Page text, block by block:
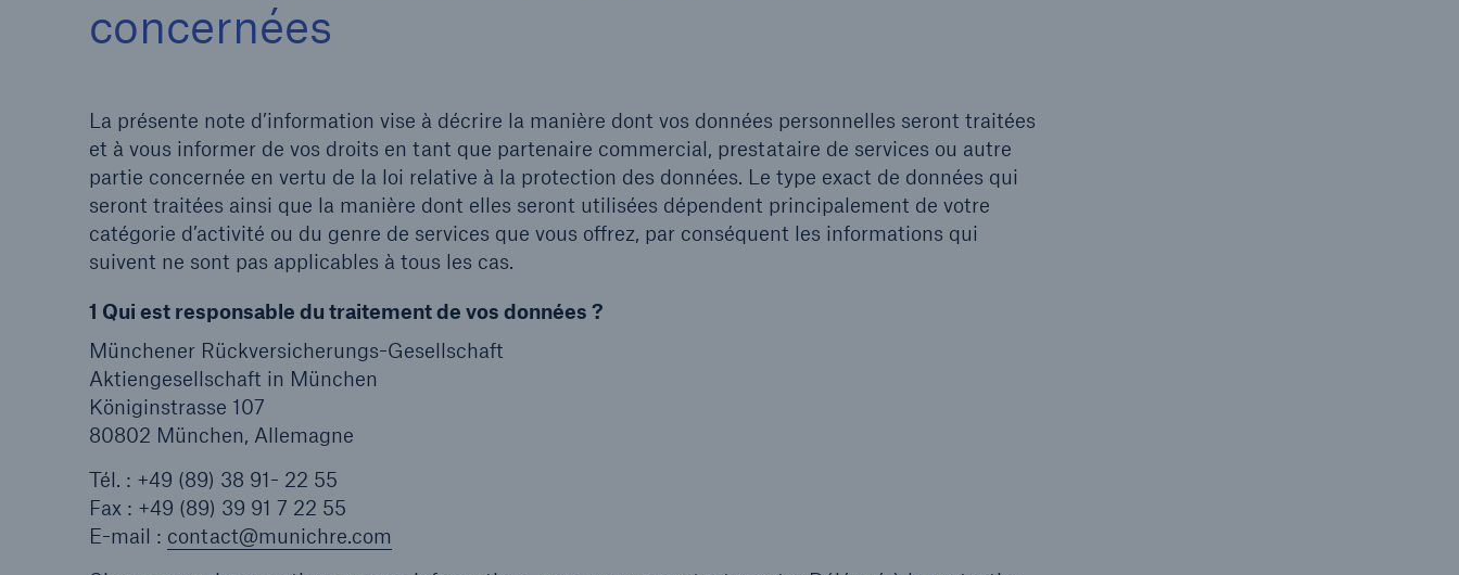
concernées
La présente note d’information vise à décrire la manière dont vos données personnelles seront traitées
et à vous informer de vos droits en tant que partenaire commercial, prestataire de services ou autre
partie concernée en vertu de la loi relative à la protection des données. Le type exact de données qui
seront traitées ainsi que la manière dont elles seront utilisées dépendent principalement de votre
catégorie d’activité ou du genre de services que vous offrez, par conséquent les informations qui
suivent ne sont pas applicables à tous les cas.
1 Qui est responsable du traitement de vos données ?
Münchener Rückversicherungs-Gesellschaft
Aktiengesellschaft in München
Königinstrasse 107
80802 München, Allemagne
Tél. : +49 (89) 38 91- 22 55
Fax : +49 (89) 39 91 7 22 55
E-mail : contact@munichre.com